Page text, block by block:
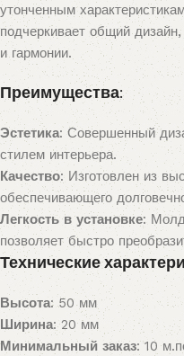
утонченным
подчеркивает общий
и гармонии.
Преимущества:
Эстетика: Совершенный
стилем интерьера.
Качество: Изготовлен из
обеспечивающего
Легкость в установке:
позволяет быстро
Технические
Высота: 50 мм
Ширина: 20 мм
Минимальный заказ: 10